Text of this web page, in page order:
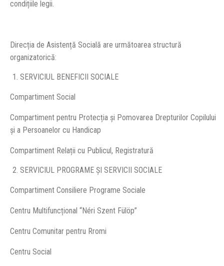
condițiile legii.
Direcția de Asistență Socială are următoarea structură
organizatorică:
SERVICIUL BENEFICII SOCIALE
Compartiment Social
Compartiment pentru Protecția și Pomovarea Drepturilor Copilului
și a Persoanelor cu Handicap
Compartiment Relații cu Publicul, Registratură
SERVICIUL PROGRAME ȘI SERVICII SOCIALE
Compartiment Consiliere Programe Sociale
Centru Multifuncțional “Néri Szent Fülöp”
Centru Comunitar pentru Rromi
Centru Social